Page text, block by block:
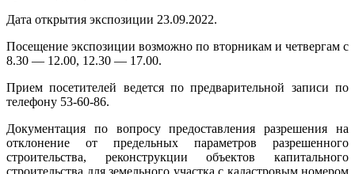
Дата открытия экспозиции 23.09.2022.
Посещение экспозиции возможно по вторникам и четвергам с
8.30 — 12.00, 12.30 — 17.00.
Прием посетителей ведется по предварительной записи по
телефону 53-60-86.
Документация по вопросу предоставления разрешения на
отклонение от предельных параметров разрешенного
строительства, реконструкции объектов капитального
строительства для земельного участка с кадастровым номером